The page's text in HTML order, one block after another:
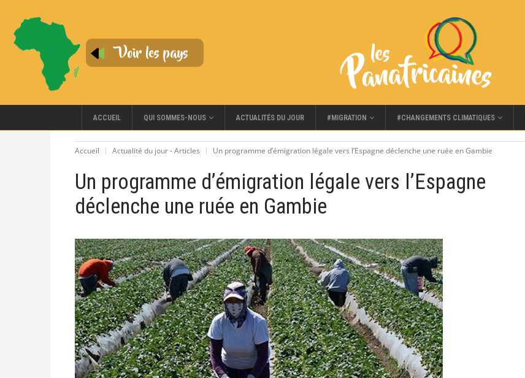
ACCUEIL QUI SOMMES-NOUS ACTUALITÉS DU JOUR #MIGRATION #CHANGEMENTS CLIMATIQUES
Accueil Actualité du jour - Articles Un programme d’émigration légale vers l’Espagne déclenche une ruée en Gambie
Un programme d’émigration légale vers l’Espagne
déclenche une ruée en Gambie